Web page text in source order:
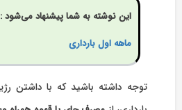
این نوشته به شما پیشنهاد می‌شود :
ماهه اول بارداری
توجه داشته باشید که با داشتن